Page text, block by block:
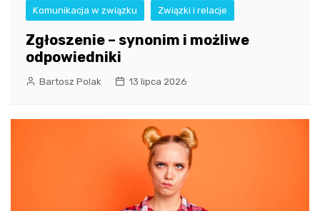
Komunikacja w związku Związki i relacje
Zgłoszenie – synonim i możliwe
odpowiedniki
Bartosz Polak 13 lipca 2026